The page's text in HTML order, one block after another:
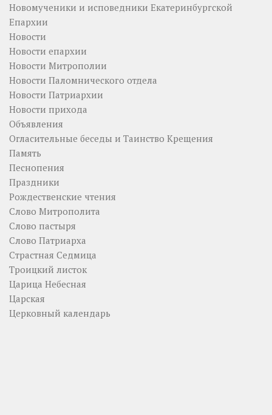
Новомученики и исповедники Екатеринбургской
Епархии
Новости
Новости епархии
Новости Митрополии
Новости Паломнического отдела
Новости Патриархии
Новости прихода
Объявления
Огласительные беседы и Таинство Крещения
Память
Песнопения
Праздники
Рождественские чтения
Слово Митрополита
Слово пастыря
Слово Патриарха
Страстная Седмица
Троицкий листок
Царица Небесная
Царская
Церковный календарь